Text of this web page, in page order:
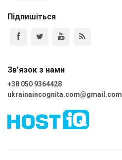
Підпишіться
Зв'язок з нами
+38 050 9364428
ukrainaincognita.com@gmail.com